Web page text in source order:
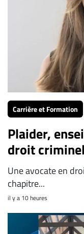
Carrière et Formation
Plaider,
droit criminel
Une avocate en
chapitre...
il y a 10 heures